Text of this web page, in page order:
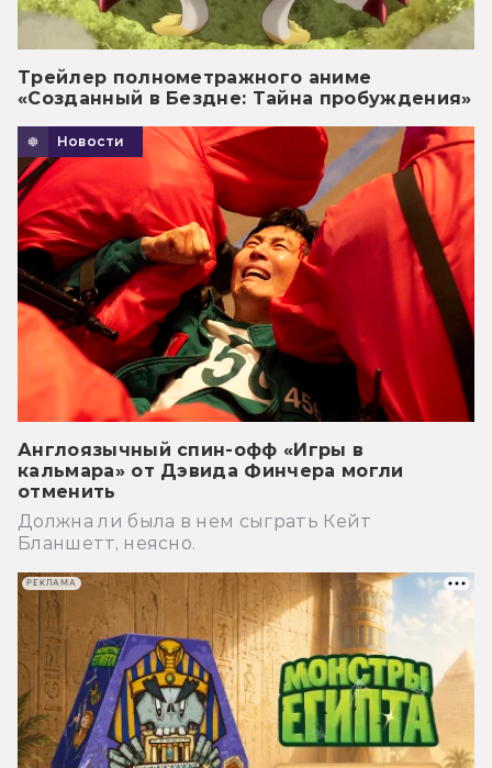
Трейлер полнометражного аниме
«Созданный в Бездне: Тайна пробуждения»
Новости
Англоязычный спин-офф «Игры в
кальмара» от Дэвида Финчера могли
отменить
Должна ли была в нем сыграть Кейт
Бланшетт, неясно.
РЕКЛАМА